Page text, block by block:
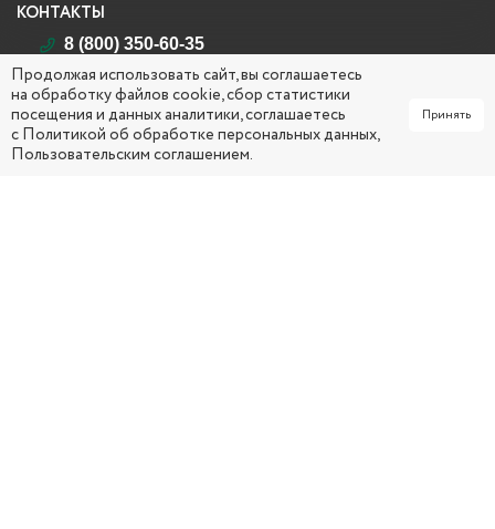
КОНТАКТЫ
8 (800) 350-60-35
Республика Саха (Якутия)
г. Якутск, ул. Кирова, д. 26
mail@yakcsm.ru
ПН - ЧТ 09:00 ч. – 18:00 ч. (обед: 13:00 ч. – 14:00 ч.)
Продолжая использовать сайт, вы соглашаетесь
на обработку файлов cookie, сбор статистики
посещения и данных аналитики, соглашаетесь
сПолитикой об обработке персональных данных,
Пользовательским соглашением.
Принять